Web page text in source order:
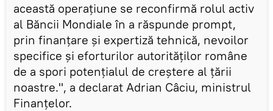
această operaţiune se reconfirmă rolul activ
al Băncii Mondiale în a răspunde prompt,
prin finanţare şi expertiză tehnică, nevoilor
specifice şi eforturilor autorităţilor române
de a spori potenţialul de creştere al ţării
noastre.", a declarat Adrian Câciu, ministrul
Finanţelor.